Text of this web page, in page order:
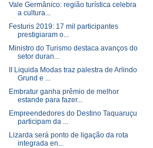
Vale Germânico: região turística celebra
a cultura...
Festuris 2019: 17 mil participantes
prestigiaram o...
Ministro do Turismo destaca avanços do
setor duran...
II Liquida Modas traz palestra de Arlindo
Grund e ...
Embratur ganha prêmio de melhor
estande para fazer...
Empreendedores do Destino Taquaruçu
participam da ...
Lizarda será ponto de ligação da rota
integrada en...